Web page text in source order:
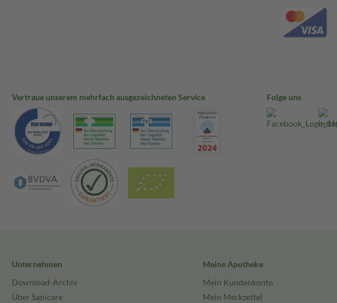
Vertraue unserem mehrfach ausgezeichneten Service Folge uns
Unternehmen
Download-Archiv
Über Sanicare
Meine Apotheke
Mein Kundenkonto
Mein Merkzettel